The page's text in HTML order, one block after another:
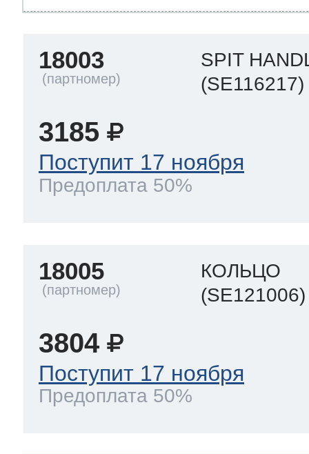
18003
SPIT
(SE116217)
3185
Поступит 17 ноября
Предоплата 50%
18005
КОЛЬЦО
(SE121006)
3804
Поступит 17 ноября
Предоплата 50%